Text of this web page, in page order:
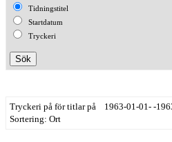
Tidningstitel
Startdatum
Tryckeri
Tryckeri på för titlar på 1963-01-01- -
Sortering: Ort